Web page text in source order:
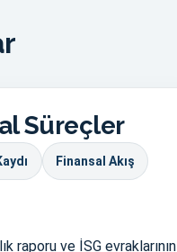
Süreçler
Finansal Akış
raporu ve İSG evraklarının